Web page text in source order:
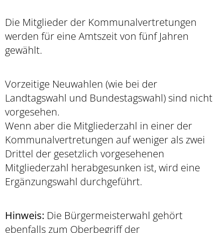
Die Mitglieder der Kommunalvertretungen
werden für eine Amtszeit von fünf Jahren
gewählt.
Vorzeitige Neuwahlen (wie bei der
Landtagswahl und Bundestagswahl) sind nicht
vorgesehen.
Wenn aber die Mitgliederzahl in einer der
Kommunalvertretungen auf weniger als zwei
Drittel der gesetzlich vorgesehenen
Mitgliederzahl herabgesunken ist, wird eine
Ergänzungswahl durchgeführt.
Hinweis: Die Bürgermeisterwahl gehört
ebenfalls zum Oberbegriff der